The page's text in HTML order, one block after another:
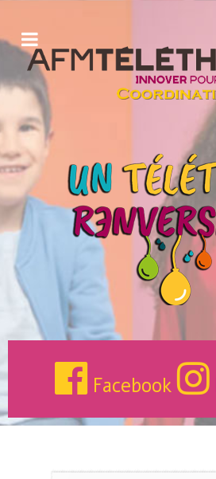
Facebook